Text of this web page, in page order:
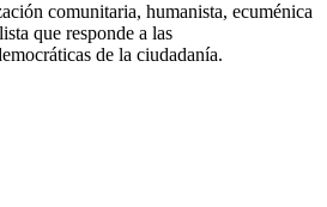
comunitaria, humanista, ecuménica
que responde a las
de la ciudadanía.